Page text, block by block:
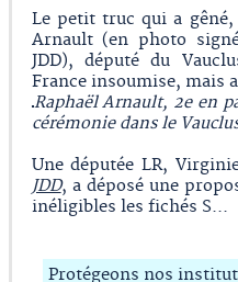
Le petit truc qui a
Arnault (en photo
JDD), député du
France insoumise, mais
Raphaël Arnault, 2e en
cérémonie dans le
Une députée LR,
JDD, a déposé une
inéligibles les fichés S...
Protégeons nos